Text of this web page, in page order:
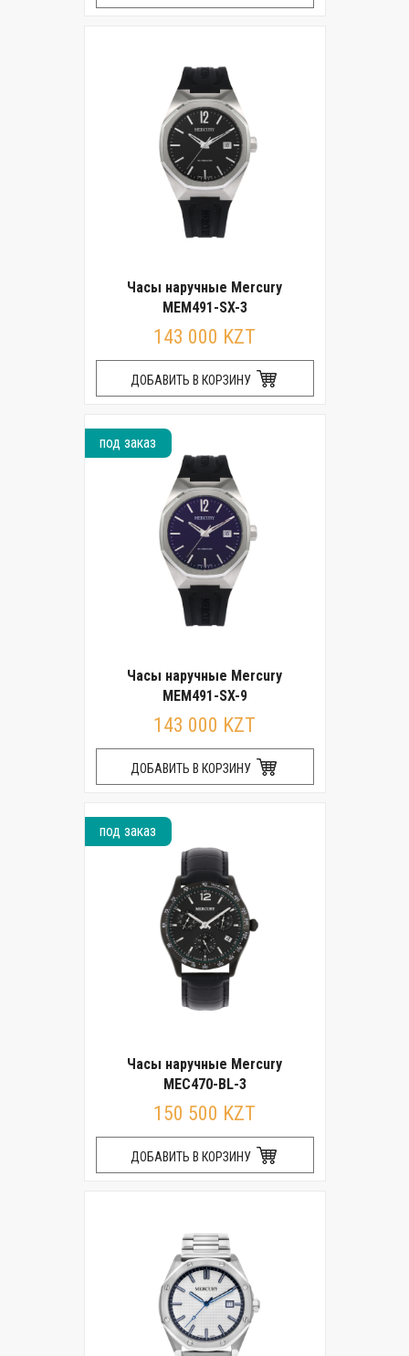
Часы наручные Mercury
MEM491-SX-3
143 000 KZT
ДОБАВИТЬ В КОРЗИНУ
под заказ
Часы наручные Mercury
MEM491-SX-9
143 000 KZT
ДОБАВИТЬ В КОРЗИНУ
под заказ
Часы наручные Mercury
MEC470-BL-3
150 500 KZT
ДОБАВИТЬ В КОРЗИНУ